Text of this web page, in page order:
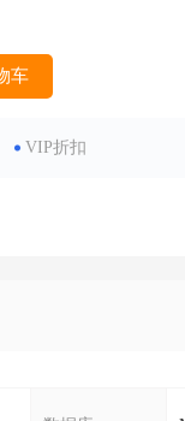
车
VIP折扣